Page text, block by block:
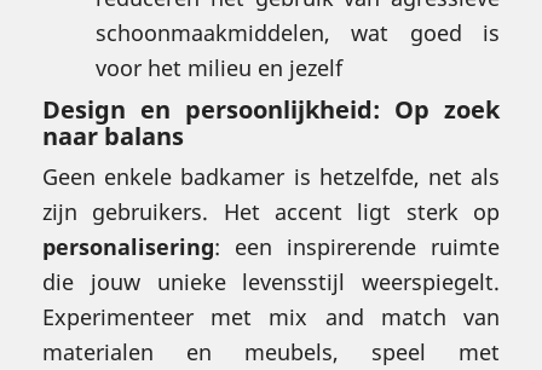
schoonmaakmiddelen, wat goed is
voor het milieu en jezelf
Design en persoonlijkheid: Op zoek
naar balans
Geen enkele badkamer is hetzelfde, net als
zijn gebruikers. Het accent ligt sterk op
personalisering: een inspirerende ruimte
die jouw unieke levensstijl weerspiegelt.
Experimenteer met mix and match van
materialen en meubels, speel met